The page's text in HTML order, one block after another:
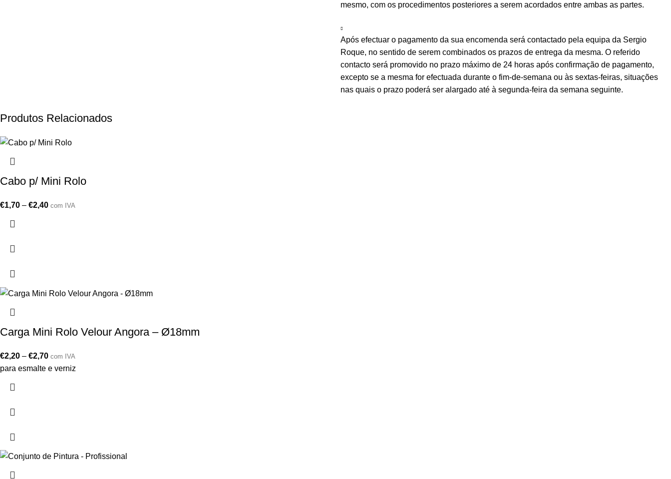
mesmo, com os procedimentos posteriores a serem acordados entre ambas as partes.
Após efectuar o pagamento da sua encomenda será contactado pela equipa da Sergio
Roque, no sentido de serem combinados os prazos de entrega da mesma. O referido
contacto será promovido no prazo máximo de 24 horas após confirmação de pagamento,
excepto se a mesma for efectuada durante o fim-de-semana ou às sextas-feiras, situações
nas quais o prazo poderá ser alargado até à segunda-feira da semana seguinte.
Produtos Relacionados
Cabo p/ Mini Rolo
€1,70 – €2,40 com IVA
Carga Mini Rolo Velour Angora – Ø18mm
€2,20 – €2,70 com IVA
para esmalte e verniz